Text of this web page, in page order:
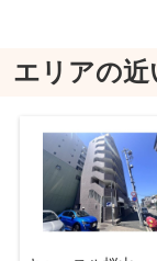
エリアの近